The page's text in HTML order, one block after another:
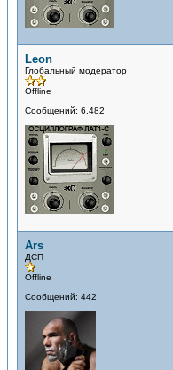
Leon
Глобальный модератор
Offline
Сообщений: 6,482
Ars
ДСП
Offline
Сообщений: 442